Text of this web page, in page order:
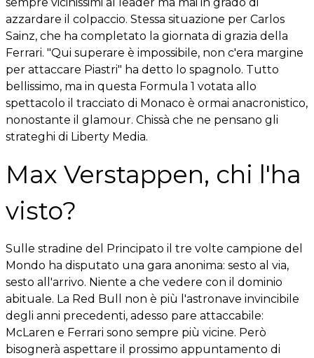
azzardare il colpaccio. Stessa situazione per Carlos
Sainz, che ha completato la giornata di grazia della
Ferrari. "Qui superare è impossibile, non c'era margine
per attaccare Piastri" ha detto lo spagnolo. Tutto
bellissimo, ma in questa Formula 1 votata allo
spettacolo il tracciato di Monaco è ormai anacronistico,
nonostante il glamour. Chissà che ne pensano gli
strateghi di Liberty Media.
Max Verstappen, chi l'ha
visto?
Sulle stradine del Principato il tre volte campione del
Mondo ha disputato una gara anonima: sesto al via,
sesto all'arrivo. Niente a che vedere con il dominio
abituale. La Red Bull non è più l'astronave invincibile
degli anni precedenti, adesso pare attaccabile:
McLaren e Ferrari sono sempre più vicine. Però
bisognerà aspettare il prossimo appuntamento di